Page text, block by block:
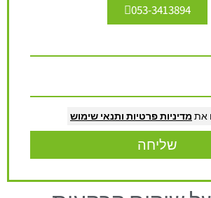
053-3413894
את מדיניות פרטיות ותנאי שימוש
שליחה